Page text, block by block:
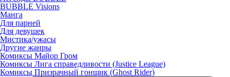
BUBBLE Visions
Манга
Для парней
Для девушек
Мистика/ужасы
Другие жанры
Комиксы Майор Гром
Комиксы Лига справедливости (Justice League)
Комиксы Призрачный гонщик (Ghost Rider)